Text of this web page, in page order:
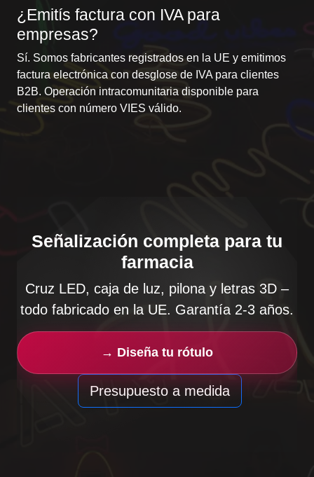
¿Emitís factura con IVA para
empresas?
Sí. Somos fabricantes registrados en la UE y emitimos
factura electrónica con desglose de IVA para clientes
B2B. Operación intracomunitaria disponible para
clientes con número VIES válido.
Señalización completa para tu
farmacia
Cruz LED, caja de luz, pilona y letras 3D –
todo fabricado en la UE. Garantía 2-3 años.
→ Diseña tu rótulo
Presupuesto a medida